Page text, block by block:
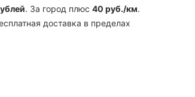
. За город плюс 40 руб./км.
доставка в пределах